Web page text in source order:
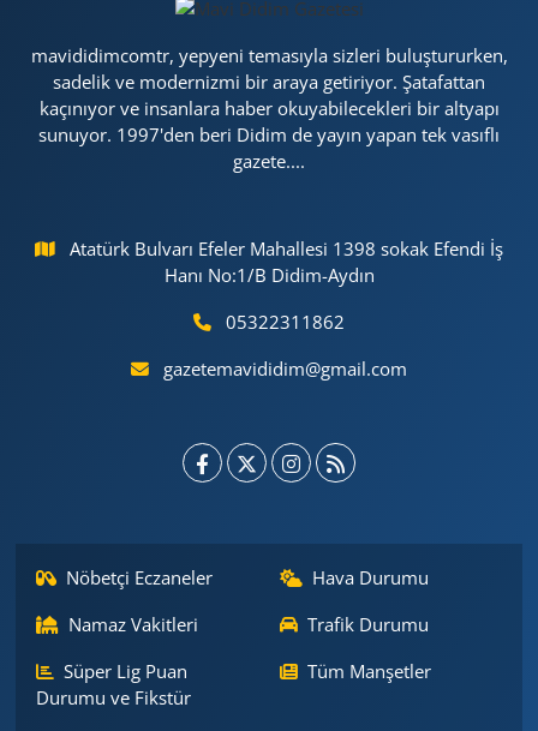
mavididimcomtr, yepyeni temasıyla sizleri buluştururken,
sadelik ve modernizmi bir araya getiriyor. Şatafattan
kaçınıyor ve insanlara haber okuyabilecekleri bir altyapı
sunuyor. 1997'den beri Didim de yayın yapan tek vasıflı
gazete....
Atatürk Bulvarı Efeler Mahallesi 1398 sokak Efendi İş
Hanı No:1/B Didim-Aydın
05322311862
gazetemavididim@gmail.com
Nöbetçi Eczaneler
Hava Durumu
Namaz Vakitleri
Trafik Durumu
Süper Lig Puan
Durumu ve Fikstür
Tüm Manşetler